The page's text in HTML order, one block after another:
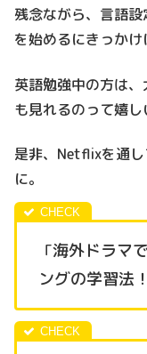
残念ながら、言語
を始めるにきっかけ
英語勉強中の方は
も見れるのって嬉し
是非、Netflixを通
に。
「海外ドラマ
ングの学習法！